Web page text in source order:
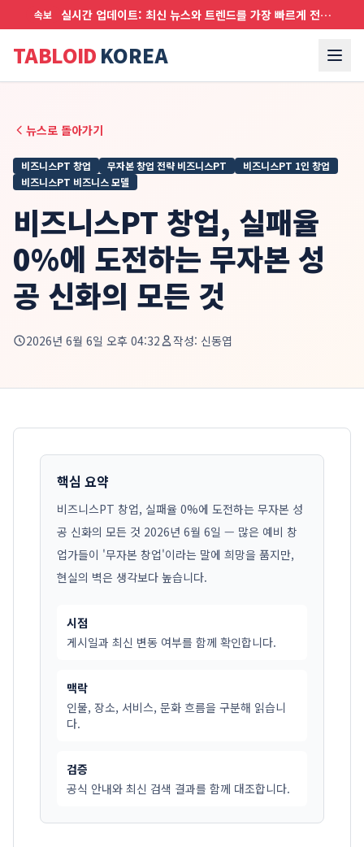
속보 실시간 업데이트: 최신 뉴스와 트렌드를 가장 빠르게 전달합니다
TABLOID KOREA
뉴스로 돌아가기
비즈니스PT 창업 무자본 창업 전략 비즈니스PT
비즈니스PT 1인 창업
비즈니스PT 비즈니스 모델
비즈니스PT 창업, 실패율
0%에 도전하는 무자본 성
공 신화의 모든 것
2026년 6월 6일 오후 04:32 작성: 신동엽
핵심 요약
비즈니스PT 창업, 실패율 0%에 도전하는 무자본 성
공 신화의 모든 것 2026년 6월 6일 — 많은 예비 창
업가들이 '무자본 창업'이라는 말에 희망을 품지만,
현실의 벽은 생각보다 높습니다.
시점
게시일과 최신 변동 여부를 함께 확인합니다.
맥락
인물, 장소, 서비스, 문화 흐름을 구분해 읽습니
다.
검증
공식 안내와 최신 검색 결과를 함께 대조합니다.